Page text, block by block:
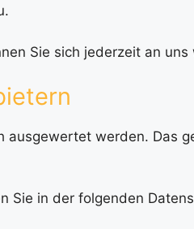
Sie sich jederzeit an uns
werden. Das
Sie in der folgenden